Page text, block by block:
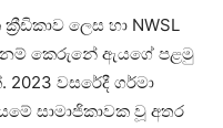
ලෙස හා NWSL
නම් කෙරුනේ ඇයගේ පළමු
2023 වසරේදී ගර්මා
සාමාජිකාවක වූ අතර